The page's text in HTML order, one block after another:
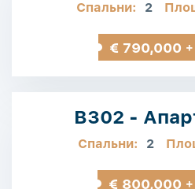
Спальни: 2
€ 790,000
B302 -
Спальни: 2
€ 800,000